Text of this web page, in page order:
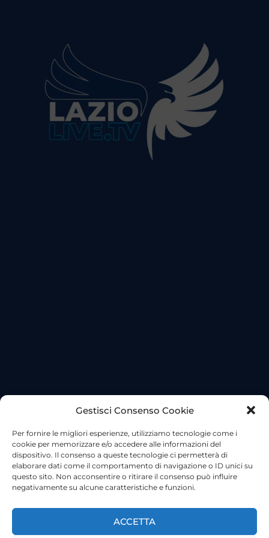
Gestisci Consenso Cookie
Per fornire le migliori esperienze, utilizziamo tecnologie come i
cookie per memorizzare e/o accedere alle informazioni del
dispositivo. Il consenso a queste tecnologie ci permetterà di
elaborare dati come il comportamento di navigazione o ID unici su
questo sito. Non acconsentire o ritirare il consenso può influire
negativamente su alcune caratteristiche e funzioni.
ACCETTA
©2023 Tutti i diritti riservatiLazio Live TV